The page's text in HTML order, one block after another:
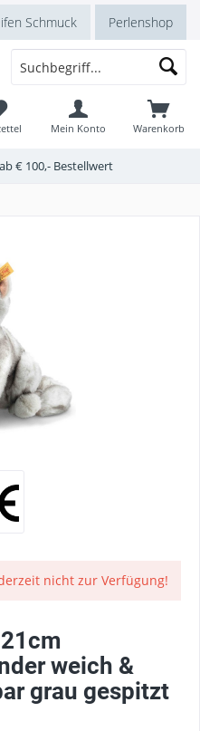
Schmuck Perlenshop
€ 100,- Bestellwert
Warenkorb
Mein Konto
nicht zur Verfügung!
weich &
grau gespitzt